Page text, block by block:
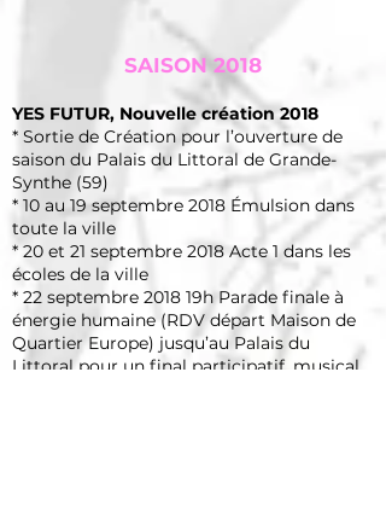
SAISON 2018
YES FUTUR, Nouvelle création 2018
* Sortie de Création pour l’ouverture de
saison du Palais du Littoral de Grande-
Synthe (59)
* 10 au 19 septembre 2018 Émulsion dans
toute la ville
* 20 et 21 septembre 2018 Acte 1 dans les
écoles de la ville
* 22 septembre 2018 19h Parade finale à
énergie humaine (RDV départ Maison de
Quartier Europe) jusqu’au Palais du
Littoral pour un final participatif, musical,